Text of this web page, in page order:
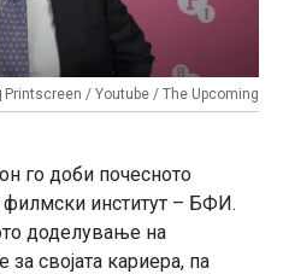
Printscreen / Youtube / The Upcoming
гo доби почесното
филмски институт – БФИ.
доделување на
за својата кариера, па